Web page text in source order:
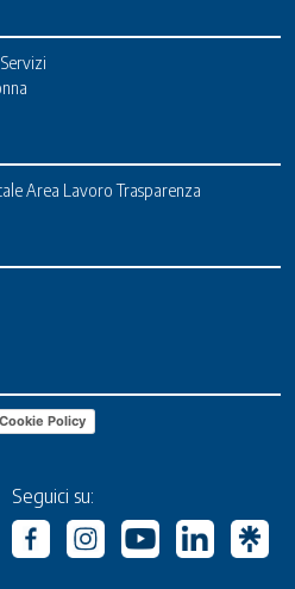
Servizi
Area Lavoro Trasparenza
Cookie Policy
Seguici su: